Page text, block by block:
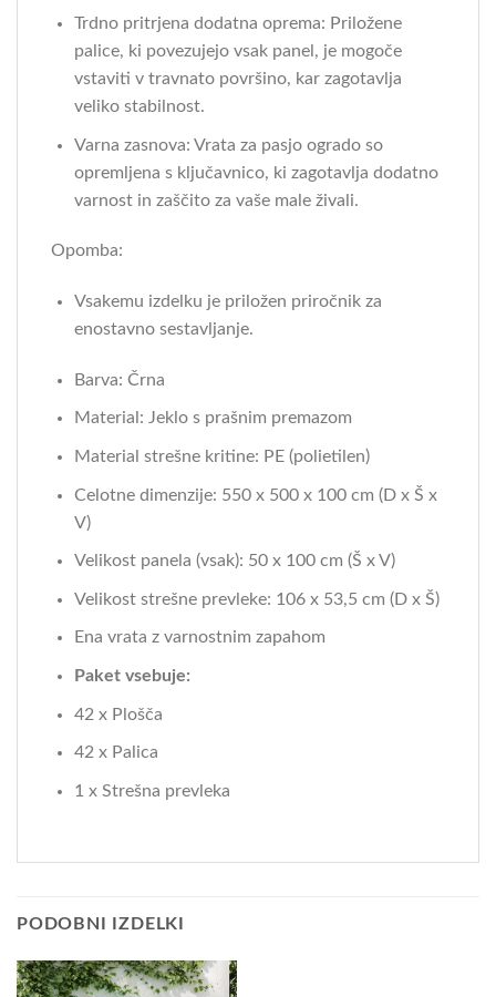
Trdno pritrjena dodatna oprema: Priložene
palice, ki povezujejo vsak panel, je mogoče
vstaviti v travnato površino, kar zagotavlja
veliko stabilnost.
Varna zasnova: Vrata za pasjo ogrado so
opremljena s ključavnico, ki zagotavlja dodatno
varnost in zaščito za vaše male živali.
Opomba:
Vsakemu izdelku je priložen priročnik za
enostavno sestavljanje.
Barva: Črna
Material: Jeklo s prašnim premazom
Material strešne kritine: PE (polietilen)
Celotne dimenzije: 550 x 500 x 100 cm (D x Š x
V)
Velikost panela (vsak): 50 x 100 cm (Š x V)
Velikost strešne prevleke: 106 x 53,5 cm (D x Š)
Ena vrata z varnostnim zapahom
Paket vsebuje:
42 x Plošča
42 x Palica
1 x Strešna prevleka
PODOBNI IZDELKI